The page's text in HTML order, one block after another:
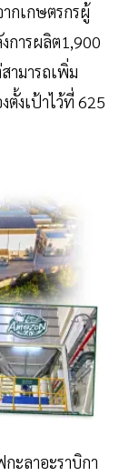
กเกษตรกรผู้
การผลิต1,900
ามารถเพิ่ม
งเป้าไว้ที่ 625
ะลาอะราบิกา